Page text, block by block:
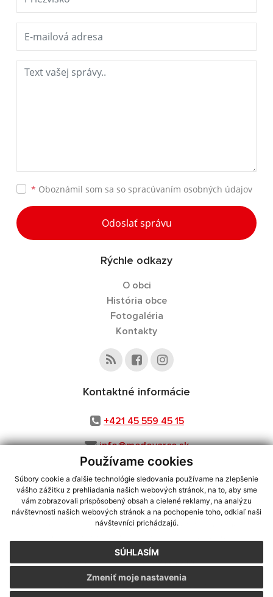
Používame cookies
Súbory cookie a ďalšie technológie sledovania používame na zlepšenie
vášho zážitku z prehliadania našich webových stránok, na to, aby sme
vám zobrazovali prispôsobený obsah a cielené reklamy, na analýzu
návštevnosti našich webových stránok a na pochopenie toho, odkiaľ naši
návštevníci prichádzajú.
SÚHLASÍM
Zmeniť moje nastavenia
* Oboznámil som sa so spracúvaním osobných údajov
Odoslať správu
Rýchle odkazy
O obci
História obce
Fotogaléria
Kontakty
Kontaktné informácie
+421 45 559 45 15
info@medovarce.sk
využite možnosť získavania aktuálnych informácií s využitím RSS
CMS systém (redakčný) systém ECHELON 2,Mapa stránok,web portál
webex.digital, s.r.o.,domény,registrácia domény
Posledná aktualizácia:25.05.2026
Vytlačiť stránku|Vyhlásenie o prístupnosti